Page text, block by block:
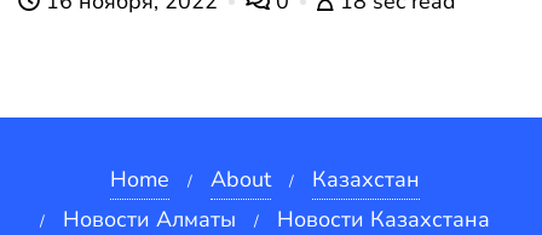
Home About
Казахстан
Новости Алматы
Новости Казахстана